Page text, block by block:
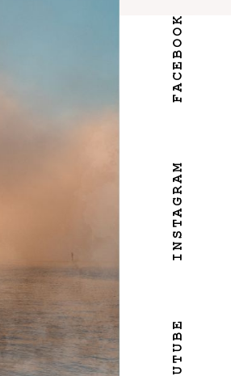
FACEBOOK
INSTAGRAM
YOUTUBE